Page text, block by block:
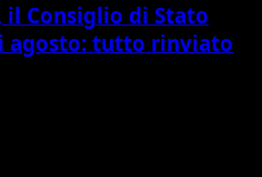
Consiglio di Stato
agosto: tutto rinviato